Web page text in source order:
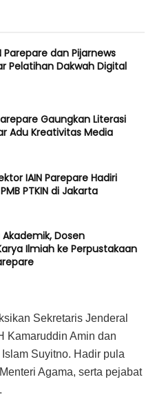
Parepare dan Pijarnews
Pelatihan Dakwah Digital
Gaungkan Literasi
Adu Kreativitas Media
IAIN Parepare Hadiri
PTKIN di Jakarta
Dosen
Ilmiah ke Perpustakaan
Sekretaris Jenderal
Kamaruddin Amin dan
Suyitno. Hadir pula
Agama, serta pejabat